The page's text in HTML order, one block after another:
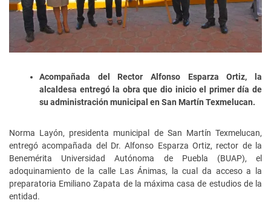
Acompañada del Rector Alfonso Esparza Ortiz, la
alcaldesa entregó la obra que dio inicio el primer día de
su administración municipal en San Martín Texmelucan.
Norma Layón, presidenta municipal de San Martín Texmelucan,
entregó acompañada del Dr. Alfonso Esparza Ortiz, rector de la
Benemérita Universidad Autónoma de Puebla (BUAP), el
adoquinamiento de la calle Las Ánimas, la cual da acceso a la
preparatoria Emiliano Zapata de la máxima casa de estudios de la
entidad.